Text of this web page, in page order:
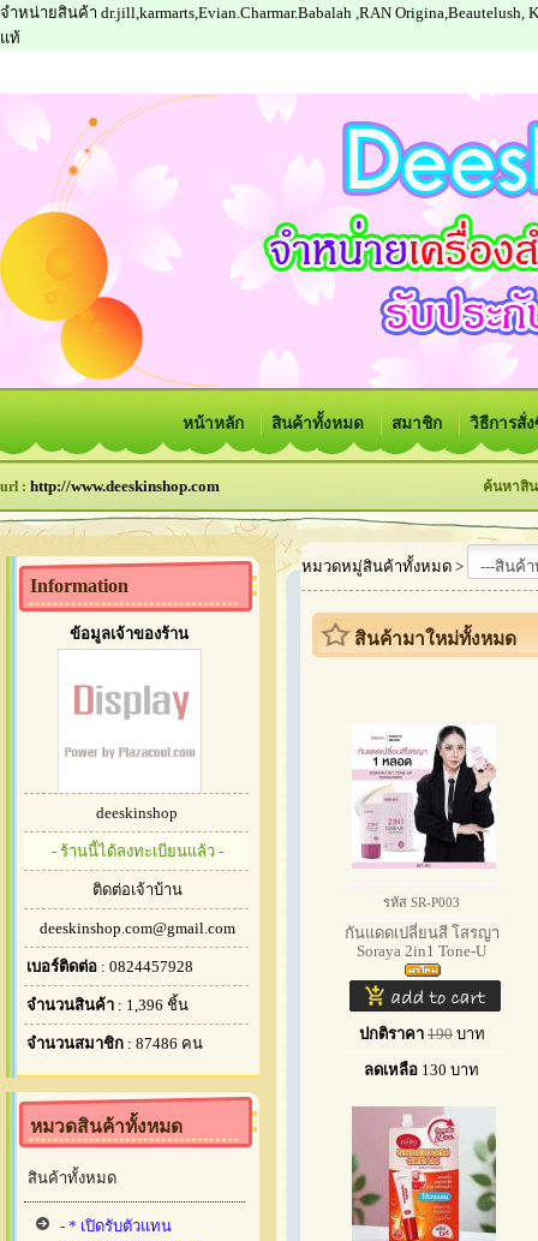
จำหน่ายสินค้า dr.jill,karmarts,Evian.Charmar.Babalah ,RAN Origina,Beautelush,
แท้
หน้าหลัก สินค้าทั้งหมด สมาชิก วิธีการสั่
url : http://www.deeskinshop.com ค้นหาสิ
Information
ข้อมูลเจ้าของร้าน
deeskinshop
- ร้านนี้ได้ลงทะเบียนแล้ว -
ติดต่อเจ้าบ้าน
deeskinshop.com@gmail.com
เบอร์ติดต่อ : 0824457928
จำนวนสินค้า : 1,396 ชิ้น
จำนวนสมาชิก : 87486 คน
หมวดสินค้าทั้งหมด
สินค้าทั้งหมด
- * เปิดรับตัวแทน
หมวดหมู่สินค้าทั้งหมด >
สินค้ามาใหม่ทั้งหมด
รหัส SR-P003
กันแดดเปลี่ยนสี โสรญา
Soraya 2in1 Tone-U
ปกติราคา 190 บาท
ลดเหลือ 130 บาท